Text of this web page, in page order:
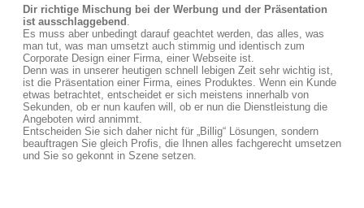
Dir richtige Mischung bei der Werbung und der Präsentation
ist ausschlaggebend .
Es muss aber unbedingt darauf geachtet werden, das alles, was
man tut, was man umsetzt auch stimmig und identisch zum
Corporate Design einer Firma, einer Webseite ist.
Denn was in unserer heutigen schnell lebigen Zeit sehr wichtig ist,
ist die Präsentation einer Firma, eines Produktes. Wenn ein Kunde
etwas betrachtet, entscheidet er sich meistens innerhalb von
Sekunden, ob er nun kaufen will, ob er nun die Dienstleistung die
Angeboten wird annimmt.
Entscheiden Sie sich daher nicht für „Billig“ Lösungen, sondern
beauftragen Sie gleich Profis, die Ihnen alles fachgerecht umsetzen
und Sie so gekonnt in Szene setzen.